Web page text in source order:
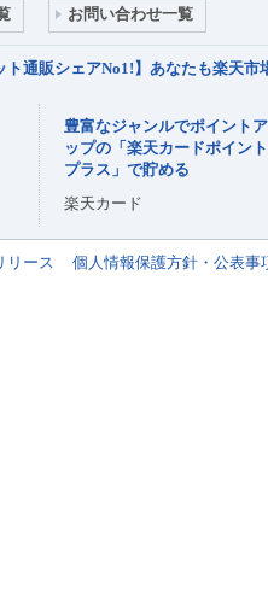
お問い合わせ一覧
ト通販シェアNo1!】あなたも楽天
豊富なジャンルでポイントア
ップの「楽天カードポイント
プラス」で貯める
楽天カード
リース
個人情報保護方針・公表事